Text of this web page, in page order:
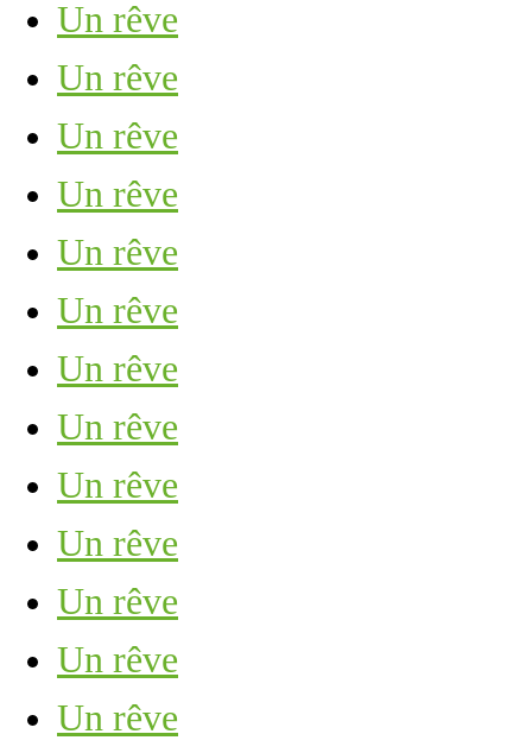
Un rêve
Un rêve
Un rêve
Un rêve
Un rêve
Un rêve
Un rêve
Un rêve
Un rêve
Un rêve
Un rêve
Un rêve
Un rêve